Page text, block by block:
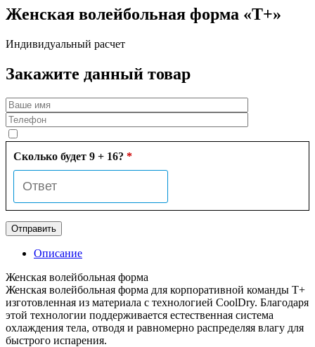
Женская волейбольная форма «T+»
Индивидуальный расчет
Закажите данный товар
Сколько будет 9 + 16? *
Описание
Женская волейбольная форма
Женская волейбольная форма для корпоративной команды Т+
изготовленная из материала с технологией CoolDry. Благодаря
этой технологии поддерживается естественная система
охлаждения тела, отводя и равномерно распределяя влагу для
быстрого испарения.